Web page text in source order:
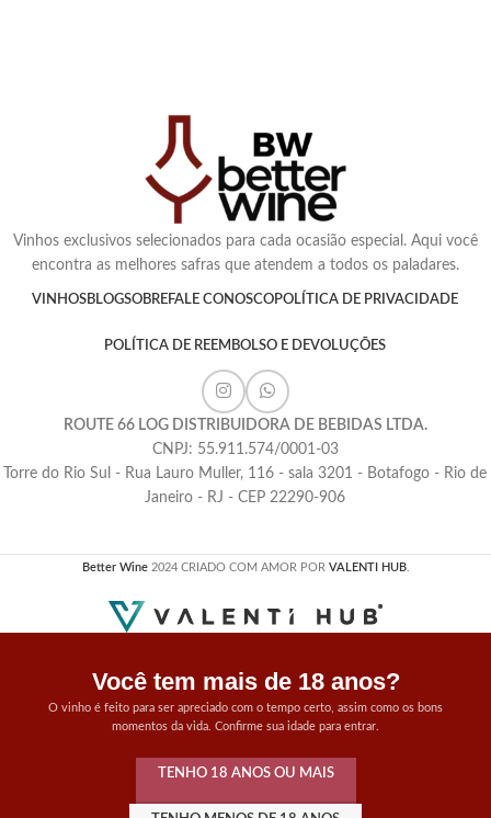
Vinhos exclusivos selecionados para cada ocasião especial. Aqui você
encontra as melhores safras que atendem a todos os paladares.
VINHOSBLOGSOBREFALE CONOSCOPOLÍTICA DE PRIVACIDADE
POLÍTICA DE REEMBOLSO E DEVOLUÇÕES
ROUTE 66 LOG DISTRIBUIDORA DE BEBIDAS LTDA.
CNPJ: 55.911.574/0001-03
Torre do Rio Sul - Rua Lauro Muller, 116 - sala 3201 - Botafogo - Rio de
Janeiro - RJ - CEP 22290-906
Better Wine 2024 CRIADO COM AMOR POR VALENTI HUB.
Você tem mais de 18 anos?
O vinho é feito para ser apreciado com o tempo certo, assim como os bons
momentos da vida. Confirme sua idade para entrar.
TENHO 18 ANOS OU MAIS